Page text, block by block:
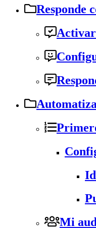
Responde
Mi